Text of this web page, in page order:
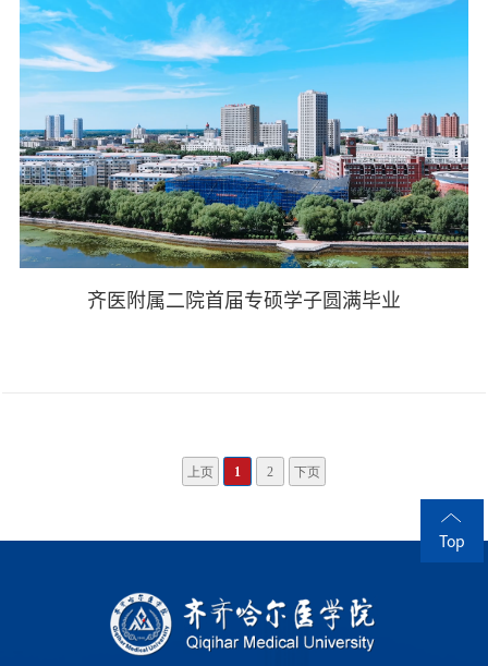
齐医附属二院首届专硕学子圆满毕业
上页 1 2 下页
Top